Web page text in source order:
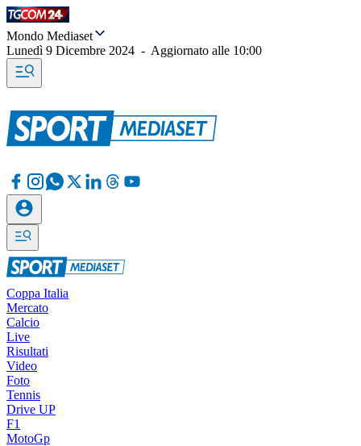
Mondo Mediaset
Lunedì 9 Dicembre 2024 - Aggiornato alle 10:00
Coppa Italia
Mercato
Calcio
Live
Risultati
Video
Foto
Tennis
Drive UP
F1
MotoGp